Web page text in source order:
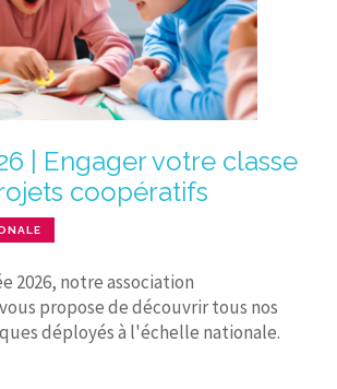
| Engager votre classe
coopératifs
2026, notre association
propose de découvrir tous nos
déployés à l'échelle nationale.